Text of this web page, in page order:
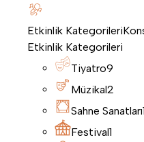
Etkinlik Kategorileri
Etkinlik Kategorileri
Tiyatro9
Müzikal2
Sahne Sanatları1
Festival1